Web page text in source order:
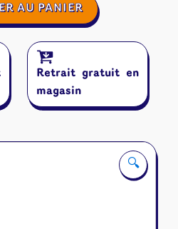
🔍
AU PANIER
Retrait gratuit en
magasin